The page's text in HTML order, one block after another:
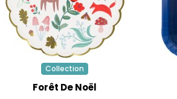
Collection
Forêt De Noël